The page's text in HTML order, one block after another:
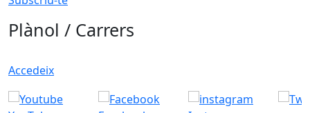
Plànol / Carrers
Accedeix